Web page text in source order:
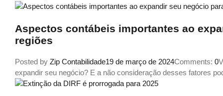
Aspectos contábeis importantes ao
regiões
Posted by Zip Contabilidade19 de março de 2024Comments: 0
expandir seu negócio? E a não consideração desses fatores